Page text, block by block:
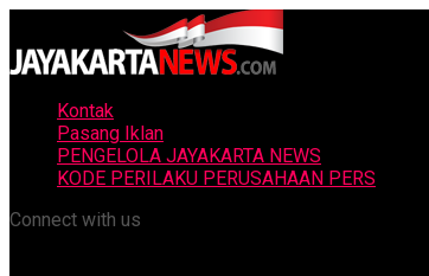
Kontak
Pasang Iklan
PENGELOLA JAYAKARTA NEWS
KODE PERILAKU PERUSAHAAN PERS
Connect with us